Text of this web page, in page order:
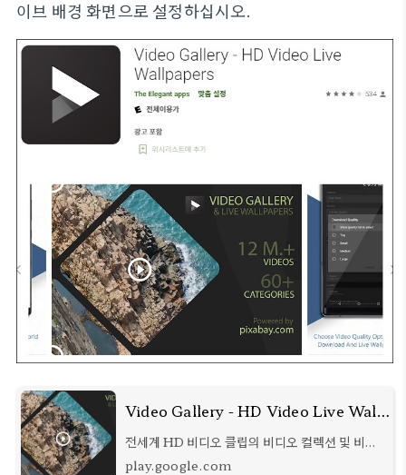
이브 배경 화면으로 설정하십시오.
Video Gallery - HD Video Live Wallpapers - Google Play 앱
전세계 HD 비디오 클립의 비디오 컬렉션 및 비디
오 라이브 배경 화면 설정
play.google.com